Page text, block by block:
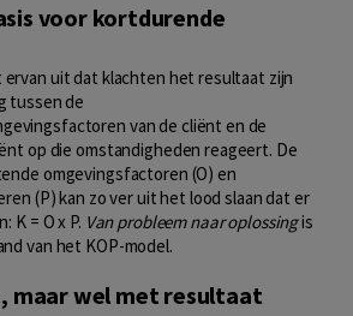
voor kortdurende
ervan uit dat klachten het resultaat zijn
tussen de
van de cliënt en de
op die omstandigheden reageert. De
omgevingsfactoren (O) en
(P) kan zo ver uit het lood slaan dat er
K = O x P. Van probleem naar oplossingis
van het KOP-model.
maar wel met resultaat